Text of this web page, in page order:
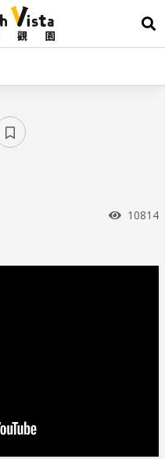
展
瀏覽次
10814